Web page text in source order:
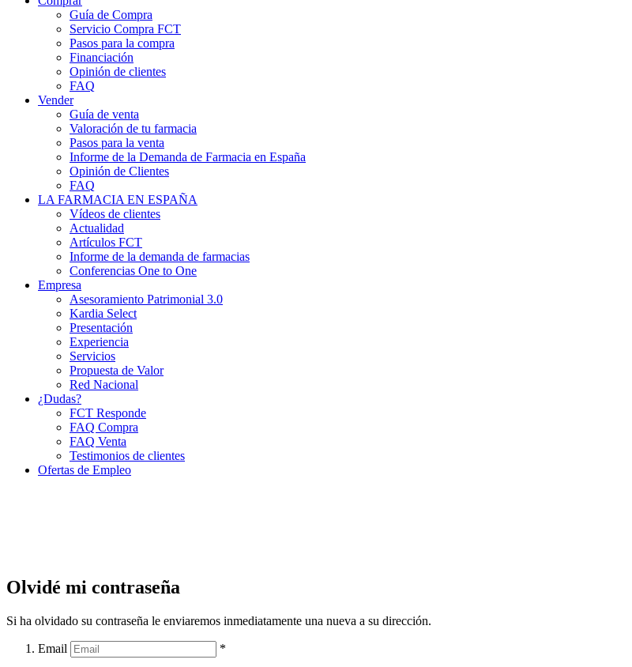
Guía de Compra
Servicio Compra FCT
Pasos para la compra
Financiación
Opinión de clientes
FAQ
Vender
Guía de venta
Valoración de tu farmacia
Pasos para la venta
Informe de la Demanda de Farmacia en España
Opinión de Clientes
FAQ
LA FARMACIA EN ESPAÑA
Vídeos de clientes
Actualidad
Artículos FCT
Informe de la demanda de farmacias
Conferencias One to One
Empresa
Asesoramiento Patrimonial 3.0
Kardia Select
Presentación
Experiencia
Servicios
Propuesta de Valor
Red Nacional
¿Dudas?
FCT Responde
FAQ Compra
FAQ Venta
Testimonios de clientes
Ofertas de Empleo
Olvidé mi contraseña
Si ha olvidado su contraseña le enviaremos inmediatamente una nueva a su dirección.
Email *